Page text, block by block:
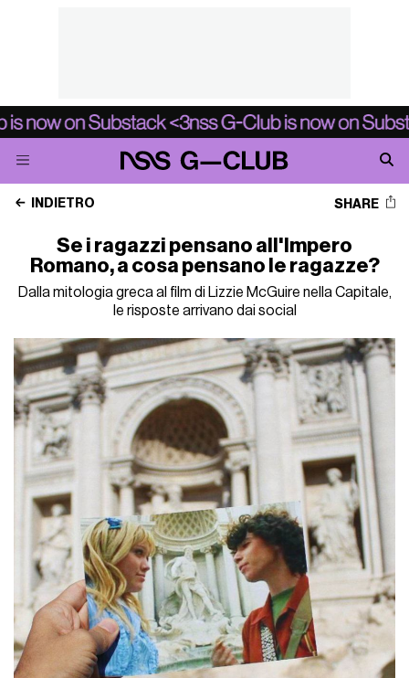
INDIETRO SHARE
Se i ragazzi pensano all'Impero
Romano, a cosa pensano le ragazze?
Dalla mitologia greca al film di Lizzie McGuire nella Capitale,
le risposte arrivano dai social